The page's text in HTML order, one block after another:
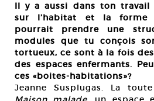
Il y a aussi dans ton travail
sur l’habitat et la forme
pourrait prendre une
modules que tu conçois
tortueux, ce sont à la fois
des espaces enfermants.
ces «boites-habitations»?
Jeanne Susplugas. La